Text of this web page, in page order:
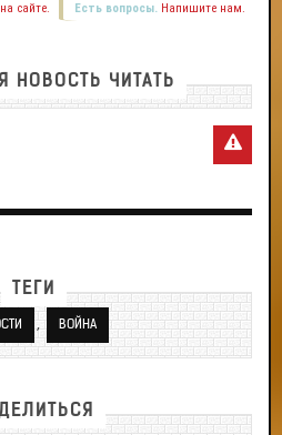
Есть вопросы. Напишите нам.
сайте.
НОВОСТЬ ЧИТАТЬ
ТЕГИ
, ВОЙНА